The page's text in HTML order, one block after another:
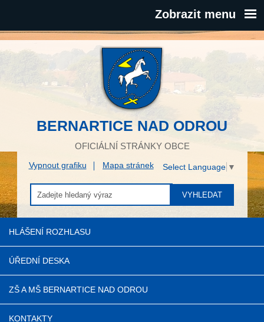
Zobrazit menu
BERNARTICE NAD ODROU
OFICIÁLNÍ STRÁNKY OBCE
Vypnout grafiku Mapa stránek Select Language ▼
VYHLEDAT
HLÁŠENÍ ROZHLASU
ÚŘEDNÍ DESKA
ZŠ A MŠ BERNARTICE NAD ODROU
KONTAKTY